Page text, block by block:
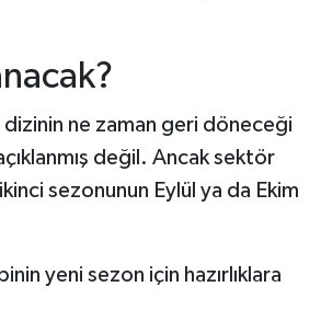
ne zaman geri döneceği
değil. Ancak sektör
sezonunun Eylül ya da Ekim
yeni sezon için hazırlıklara